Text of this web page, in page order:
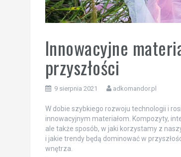
Innowacyjne
przyszłości
9 sierpnia 2021 adkomandor.pl
W dobie szybkiego rozwoju technologii i
innowacyjnym materiałom. Kompozyty,
ale także sposób, w jaki korzystamy z
i jakie trendy będą dominować w
wnętrza.